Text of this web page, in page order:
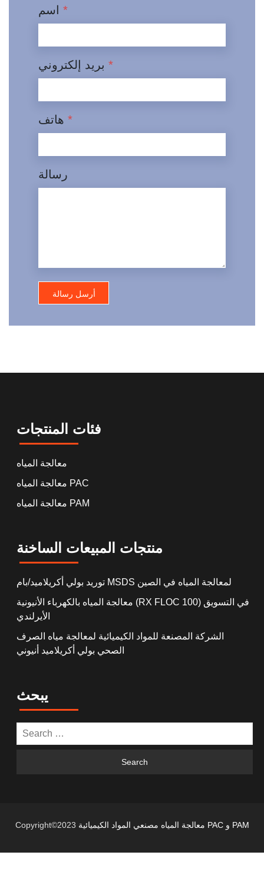
*
*
*
رسالة
فئات المنتجات
معالجة المياه
معالجة المياه PAC
معالجة المياه PAM
منتجات المبيعات الساخنة
توريد بولي أكريلاميد/بام MSDS لمعالجة المياه في الصين
معالجة المياه بالكهرباء الأنيونية (RX FLOC 100) في التسويق
الأيرلندي
الشركة المصنعة للمواد الكيميائية لمعالجة مياه الصرف
الصحي بولي أكريلاميد أنيوني
يبحث
Copyright©2023 معالجة المياه مصنعي المواد الكيميائية PAC و PAM